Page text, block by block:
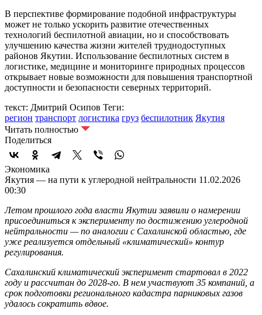
В перспективе формирование подобной инфраструктуры
может не только ускорить развитие отечественных
технологий беспилотной авиации, но и способствовать
улучшению качества жизни жителей труднодоступных
районов Якутии. Использование беспилотных систем в
логистике, медицине и мониторинге природных процессов
открывает новые возможности для повышения транспортной
доступности и безопасности северных территорий.
текст: Дмитрий Осипов Теги:
регион транспорт логистика груз беспилотник Якутия
Читать полностью
Поделиться
Экономика
Якутия — на пути к углеродной нейтральности 11.02.2026
00:30
Летом прошлого года власти Якутии заявили о намерении
присоединиться к эксперименту по достижению углеродной
нейтральности — по аналогии с Сахалинской областью, где
уже реализуется отдельный «климатический» контур
регулирования.
Сахалинский климатический эксперимент стартовал в 2022
году и рассчитан до 2028-го. В нем участвуют 35 компаний, а
срок подготовки регионального кадастра парниковых газов
удалось сократить вдвое.